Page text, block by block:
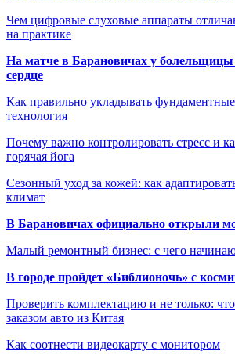
Чем цифровые слуховые аппараты
на практике
На матче в Барановичах у болельщицы
сердце
Как правильно укладывать
технология
Почему важно контролировать стресс и
горячая йога
Сезонный уход за кожей: как
климат
В Барановичах официально открыли
Малый ремонтный бизнес: с чего
В городе пройдет «Библионочь» с
Проверить комплектацию и не только:
заказом авто из Китая
Как соотнести видеокарту с монитором